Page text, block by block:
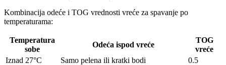
Kombinacija odeće i TOG vrednosti vreće za spavanje po
temperaturama:
Temperatura
sobe
Odeća ispod vreće
TOG
vreće
Iznad 27°C
Samo pelena ili kratki bodi
0.5